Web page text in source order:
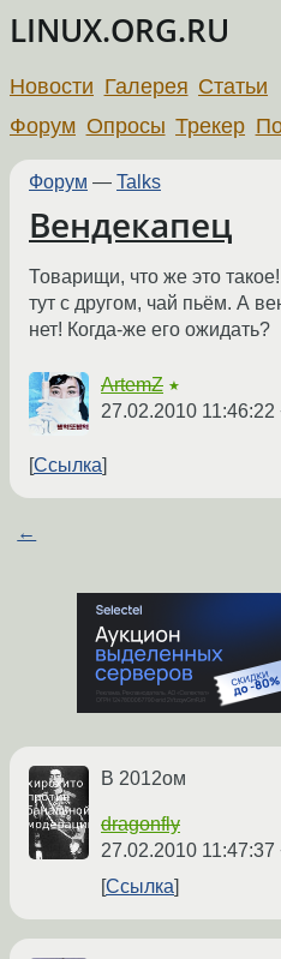
LINUX.ORG.RU
Новости Галерея Статьи
Форум Опросы Трекер
Форум — Talks
Вендекапец
Товарищи, что же это
тут с другом, чай пьём. А
нет! Когда-же его ожидать?
ArtemZ ★
27.02.2010 11:46:22
Ссылка
←
В 2012ом
dragonfly
27.02.2010 11:47:37
Ссылка